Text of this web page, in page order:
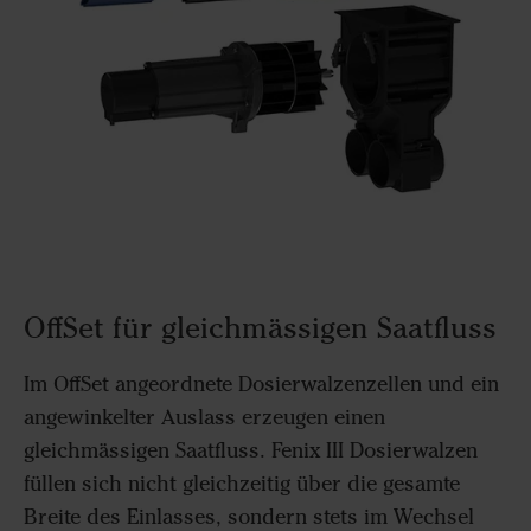
OffSet für gleichmässigen Saatfluss
Im OffSet angeordnete Dosierwalzenzellen und ein
angewinkelter Auslass erzeugen einen
gleichmässigen Saatfluss. Fenix III Dosierwalzen
füllen sich nicht gleichzeitig über die gesamte
Breite des Einlasses, sondern stets im Wechsel